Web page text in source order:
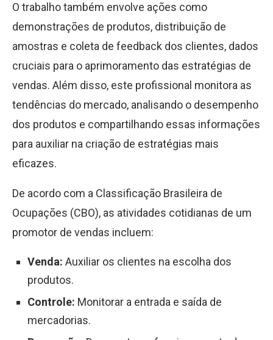
O trabalho também envolve ações como
demonstrações de produtos, distribuição de
amostras e coleta de feedback dos clientes, dados
cruciais para o aprimoramento das estratégias de
vendas. Além disso, este profissional monitora as
tendências do mercado, analisando o desempenho
dos produtos e compartilhando essas informações
para auxiliar na criação de estratégias mais
eficazes.
De acordo com a Classificação Brasileira de
Ocupações (CBO), as atividades cotidianas de um
promotor de vendas incluem:
Venda: Auxiliar os clientes na escolha dos
produtos.
Controle: Monitorar a entrada e saída de
mercadorias.